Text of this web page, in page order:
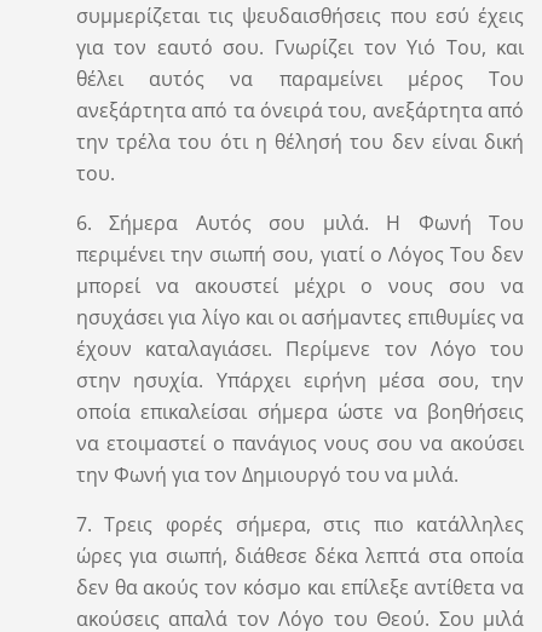
συμμερίζεται τις ψευδαισθήσεις που εσύ έχεις
για τον εαυτό σου. Γνωρίζει τον Υιό Του, και
θέλει αυτός να παραμείνει μέρος Του
ανεξάρτητα από τα όνειρά του, ανεξάρτητα από
την τρέλα του ότι η θέλησή του δεν είναι δική
του.
6. Σήμερα Αυτός σου μιλά. Η Φωνή Του
περιμένει την σιωπή σου, γιατί ο Λόγος Του δεν
μπορεί να ακουστεί μέχρι ο νους σου να
ησυχάσει για λίγο και οι ασήμαντες επιθυμίες να
έχουν καταλαγιάσει. Περίμενε τον Λόγο του
στην ησυχία. Υπάρχει ειρήνη μέσα σου, την
οποία επικαλείσαι σήμερα ώστε να βοηθήσεις
να ετοιμαστεί ο πανάγιος νους σου να ακούσει
την Φωνή για τον Δημιουργό του να μιλά.
7. Τρεις φορές σήμερα, στις πιο κατάλληλες
ώρες για σιωπή, διάθεσε δέκα λεπτά στα οποία
δεν θα ακούς τον κόσμο και επίλεξε αντίθετα να
ακούσεις απαλά τον Λόγο του Θεού. Σου μιλά